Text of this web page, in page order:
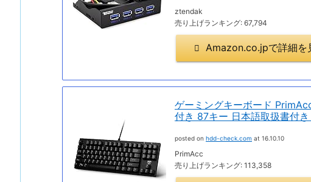
ztendak
売り上げランキング: 67,794
Amazon.co.jpで詳細を
ゲーミングキーボード
付き 87キー 日本語取扱書付
posted on hdd-check.com at 16.10.10
PrimAcc
売り上げランキング: 113,358